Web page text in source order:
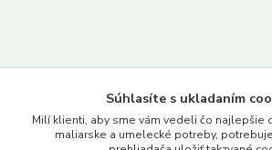
www.merkantil.sk
Súhlasíte s ukladaním
Milí klienti, aby sme vám vedeli čo najlepšie
maliarske a umelecké potreby,